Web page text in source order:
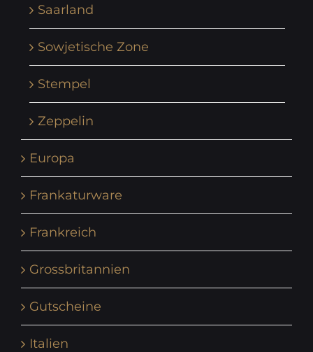
Saarland
Sowjetische Zone
Stempel
Zeppelin
Europa
Frankaturware
Frankreich
Grossbritannien
Gutscheine
Italien